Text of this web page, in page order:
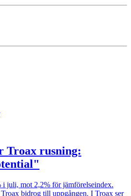
Troax rusning:
i juli, mot 2,2% för jämförelseindex.
bidrog till uppgången. I Troax ser